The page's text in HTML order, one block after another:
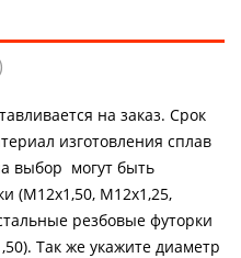
на заказ. Срок
изготовления сплав
выбор могут быть
(М12х1,50, М12х1,25,
резбовые футорки
Так же укажите диаметр